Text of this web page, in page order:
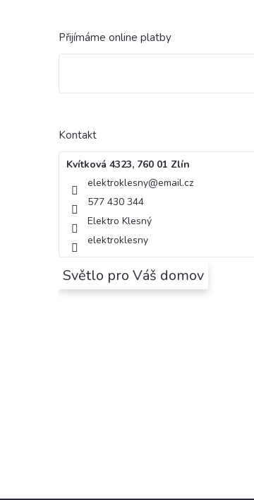
Přijímáme online platby
Kontakt
Kvítková 4323, 760 01 Zlín
elektroklesny@email.cz
577 430 344
Elektro Klesný
elektroklesny
Světlo pro Váš domov